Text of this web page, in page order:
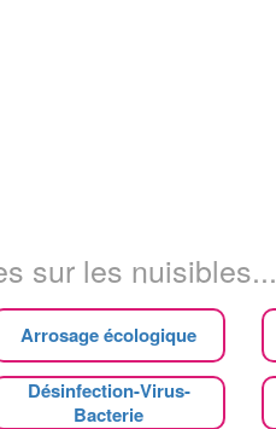
sur les nuisibles...
Arrosage écologique
Désinfection-Virus-
Bacterie